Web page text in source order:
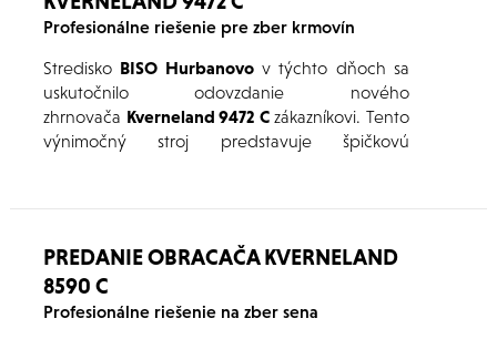
Profesionálne riešenie pre zber krmovín
Stredisko BISO Hurbanovov týchto dňoch sa
uskutočnilo odovzdanie nového
zhrnovača Kverneland 9472 Czákazníkovi. Tento
výnimočný stroj predstavuje špičkovú
PREDANIE OBRACAČA KVERNELAND
8590 C
Profesionálne riešenie na zber sena